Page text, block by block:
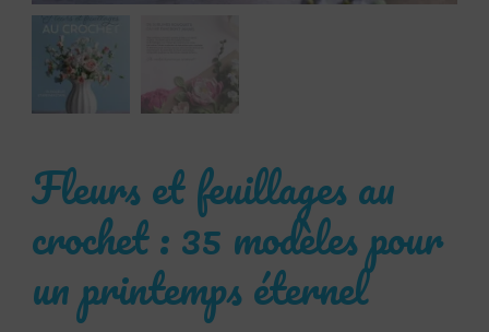
Fleurs et feuillages au
crochet : 35 modèles pour
un printemps éternel